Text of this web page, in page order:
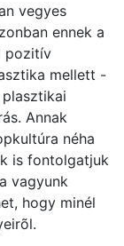
vegyes
ennek a
pozitív
mellett -
Annak
néha
is fontolgatjuk
vagyunk
hogy minél